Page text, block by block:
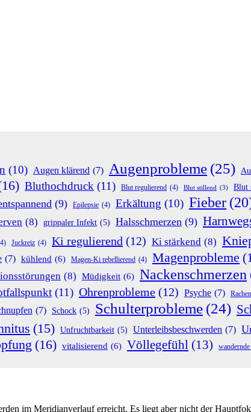
(10) Augen klärend (7) Augenprobleme (25)
Bluthochdruck (11) Blut regulierend (4) Blut stillend (3) Blut
(9) Epilepsie (4) Erkältung (10) Fieber
(8) grippaler Infekt (5) Halsschmerzen (9)
Juckreiz (4) Ki regulierend (12) Ki stärkend (8)
(7) kühlend (6) Magen-Ki rebellierend (4) Magenprobleme
(8) Müdigkeit (6) Nackenschmerzen
(11) Ohrenprobleme (12) Psyche (7)
(7) Schock (5) Schulterprobleme (24)
(15) Unfruchtbarkeit (5) Unterleibsbeschwerden (7)
(16) vitalisierend (6) Völlegefühl (13)
im Meridianverlauf erreicht. Es liegt aber nicht der